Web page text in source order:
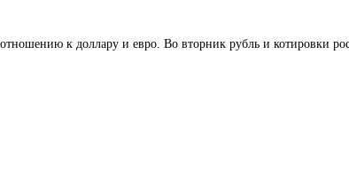
к доллару и евро. Во вторник рубль и котировки